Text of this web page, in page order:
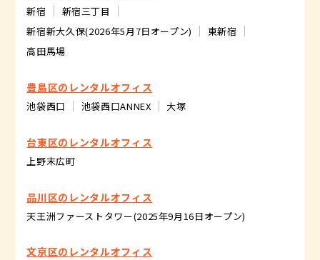
新宿
新宿三丁目
新宿新大久保(2026年5月7日オープン)
東新宿
高田馬場
豊島区のレンタルオフィス
池袋西口 池袋西口ANNEX 大塚
台東区のレンタルオフィス
上野末広町
品川区のレンタルオフィス
天王洲ファーストタワー(2025年9月16日オープン)
文京区のレンタルオフィス